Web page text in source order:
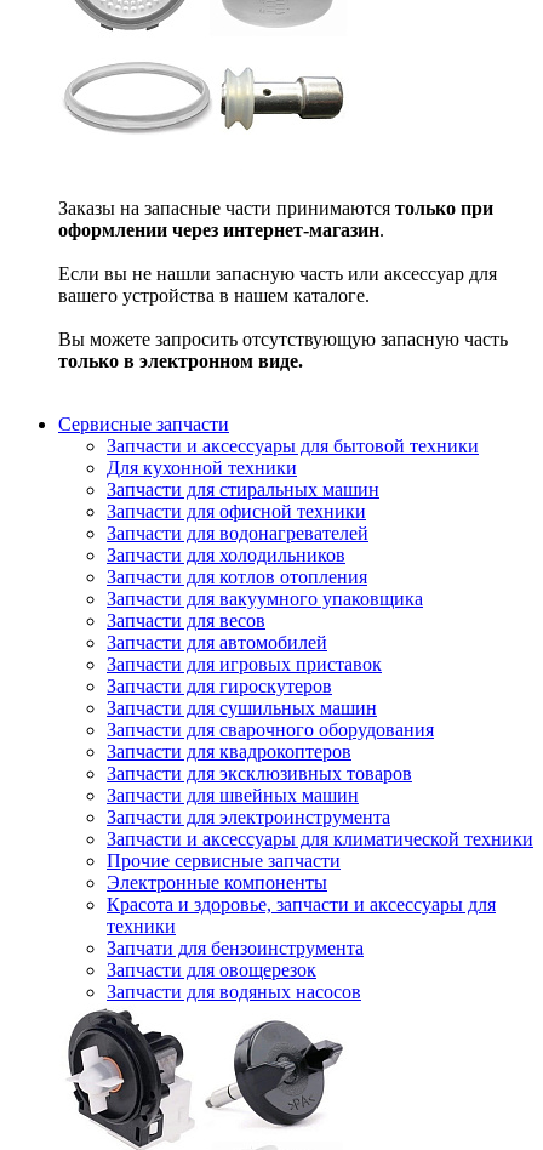
Заказы на запасные части принимаются только при
оформлении через интернет-магазин.
Если вы не нашли запасную часть или аксессуар для
вашего устройства в нашем каталоге.
Вы можете запросить отсутствующую запасную часть
только в электронном виде.
Сервисные запчасти
Запчасти и аксессуары для бытовой техники
Для кухонной техники
Запчасти для стиральных машин
Запчасти для офисной техники
Запчасти для водонагревателей
Запчасти для холодильников
Запчасти для котлов отопления
Запчасти для вакуумного упаковщика
Запчасти для весов
Запчасти для автомобилей
Запчасти для игровых приставок
Запчасти для гироскутеров
Запчасти для сушильных машин
Запчасти для сварочного оборудования
Запчасти для квадрокоптеров
Запчасти для эксклюзивных товаров
Запчасти для швейных машин
Запчасти для электроинструмента
Запчасти и аксессуары для климатической техники
Прочие сервисные запчасти
Электронные компоненты
Красота и здоровье, запчасти и аксессуары для
техники
Запчати для бензоинструмента
Запчасти для овощерезок
Запчасти для водяных насосов